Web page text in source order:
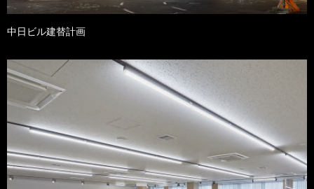
中日ビル建替計画